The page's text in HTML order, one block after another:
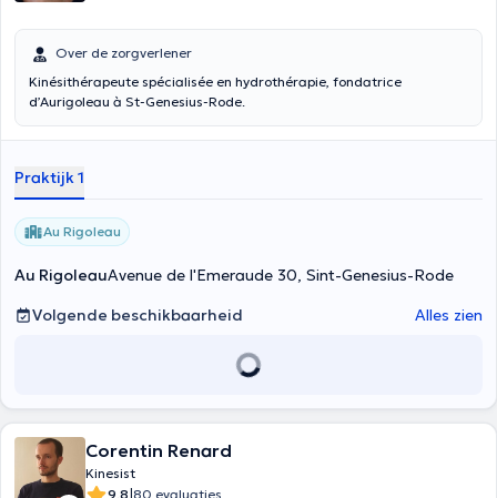
Over de zorgverlener
Kinésithérapeute spécialisée en hydrothérapie, fondatrice
d’Aurigoleau à St-Genesius-Rode.
Praktijk 1
Au Rigoleau
Au RigoleauAvenue de l'Emeraude 30, Sint-Genesius-Rode
Volgende beschikbaarheid
Alles zien
Corentin Renard
Kinesist
9.8 80 evaluaties